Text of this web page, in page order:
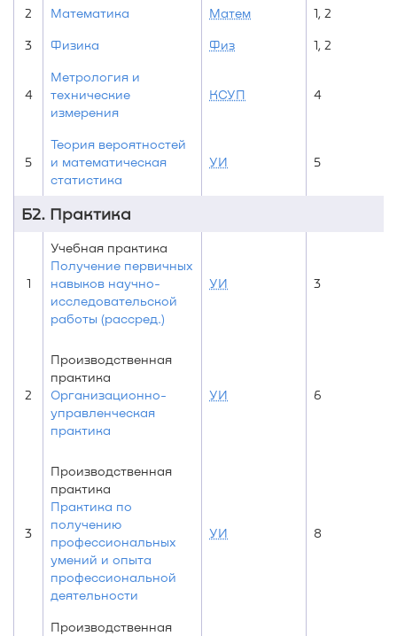
2 Математика Матем 1, 2
3 Физика Физ 1, 2
4
Метрология и
технические
измерения
КСУП 4
5
Теория вероятностей
и математическая
статистика
УИ 5
Б2. Практика
1
Учебная практика
Получение первичных
навыков научно-
исследовательской
работы (рассред.)
УИ 3
2
Производственная
практика
Организационно-
управленческая
практика
УИ 6
3
Производственная
практика
Практика по
получению
профессиональных
умений и опыта
профессиональной
деятельности
УИ 8
Производственная